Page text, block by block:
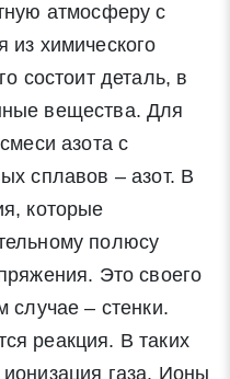
атмосферу с
из химического
состоит деталь, в
вещества. Для
азота с
сплавов – азот. В
которые
полюсу
Это своего
случае – стенки.
реакция. В таких
газа. Ионы